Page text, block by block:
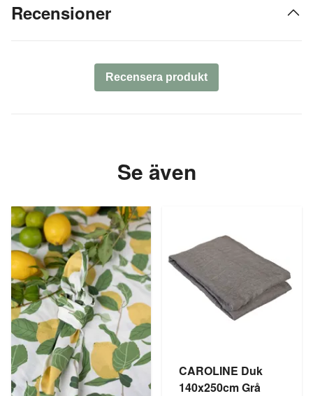
Recensioner
Recensera produkt
Se även
CAROLINE Duk
140x250cm Grå